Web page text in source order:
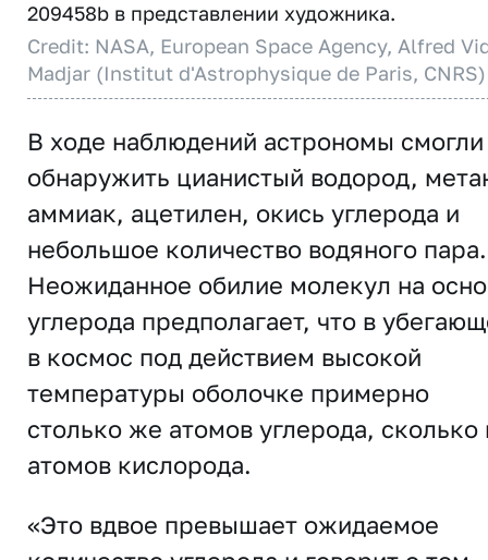
209458b в представлении художника.
Credit: NASA, European Space Agency, Alfred
Madjar (Institut d'Astrophysique de Paris, CNRS)
В ходе наблюдений астрономы смогли
обнаружить цианистый водород,
аммиак, ацетилен, окись углерода и
небольшое количество водяного пара.
Неожиданное обилие молекул на
углерода предполагает, что в
в космос под действием высокой
температуры оболочке примерно
столько же атомов углерода, сколько
атомов кислорода.
«Это вдвое превышает ожидаемое